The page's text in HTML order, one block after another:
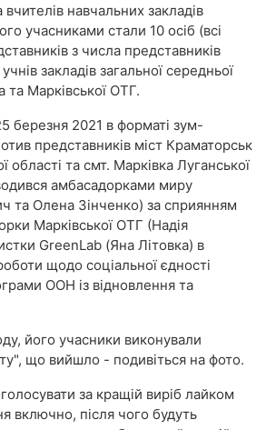
вчителів навчальних закладів
учасниками стали 10 осіб (всі
з числа представників
закладів загальної середньої
та Марківської ОТГ.
березня 2021 в форматі зум-
представників міст Краматорськ
та смт. Марківка Луганської
амбасадорками миру
та Олена Зінченко) за сприянням
Марківської ОТГ (Надія
GreenLab (Яна Літовка) в
щодо соціальної єдності
ООН із відновлення та
його учасники виконували
що вийшло - подивіться на фото.
за кращій виріб лайком
включно, після чого будуть